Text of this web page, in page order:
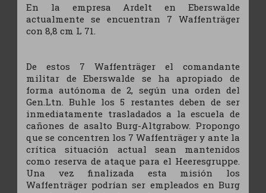
En la empresa Ardelt en Eberswalde
actualmente se encuentran 7 Waffenträger
con 8,8 cm L 71.
De estos 7 Waffenträger el comandante
militar de Eberswalde se ha apropiado de
forma autónoma de 2, según una orden del
Gen.Ltn. Buhle los 5 restantes deben de ser
inmediatamente trasladados a la escuela de
cañones de asalto Burg-Altgrabow. Propongo
que se concentren los 7 Waffenträger y ante la
crítica situación actual sean mantenidos
como reserva de ataque para el Heeresgruppe.
Una vez finalizada esta misión los
Waffenträger podrían ser empleados en Burg